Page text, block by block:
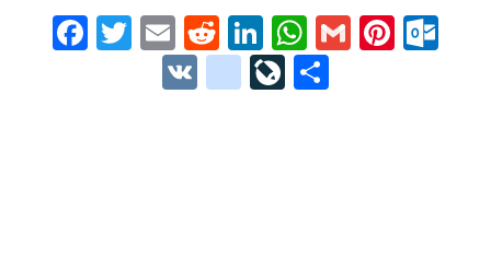
F T
w
itt
E
m
ai
R
e
d
Li
n
ke
W
h
at
G Pi
V
g
Li